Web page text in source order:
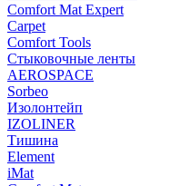
Comfort Mat Expert
Carpet
Comfort Tools
Стыковочные ленты
AEROSPACE
Sorbeo
Изолонтейп
IZOLINER
Тишина
Element
iMat